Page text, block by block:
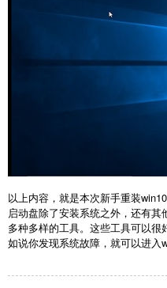
以上内容，就是本次新手重装
启动盘除了安装系统之外，还有
多种多样的工具。这些工具可以
如说你发现系统故障，就可以进入